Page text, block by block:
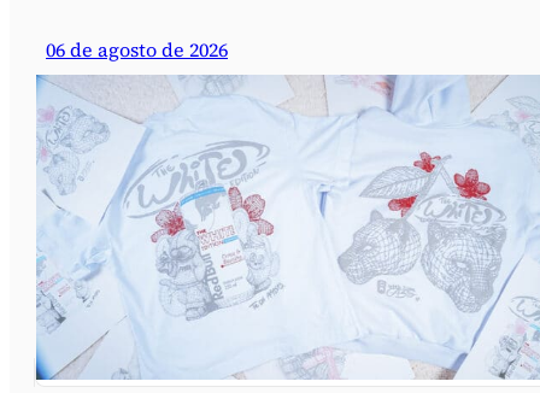
06 de agosto de 2026